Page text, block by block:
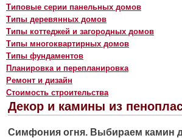
Типовые серии панельных домов
Типы деревянных домов
Типы коттеджей и загородных домов
Типы многоквартирных домов
Типы фундаментов
Планировка и перепланировка
Ремонт и дизайн
Стоимость строительства
Декор и камины из
Симфония огня. Выбираем камин